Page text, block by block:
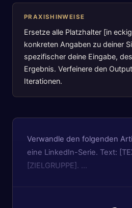
PRAXISHINWEISE
Ersetze alle Platzhalter [in
konkreten Angaben zu deiner
spezifischer deine Eingabe,
Ergebnis. Verfeinere den
Iterationen.
Verwandle den folgenden
eine LinkedIn-Serie. Text:
[ZIELGRUPPE]. …